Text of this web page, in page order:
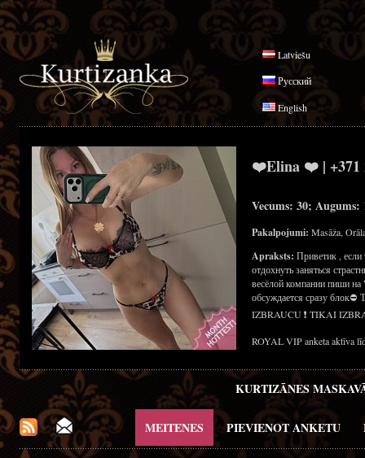
Latviešu
Русский
English
❤️Elina ❤️ | +371
Vecums: 30;
Pakalpojumi: Masāža,
Apraksts: Приветик ,
отдохнуть заняться
весёлой компании пиши
обсуждается сразу
IZBRAUCU ❗ TIKAI
ROYAL VIP anketa aktīva
KURTIZĀNES
MEITENES PIEVIENOT ANKETU